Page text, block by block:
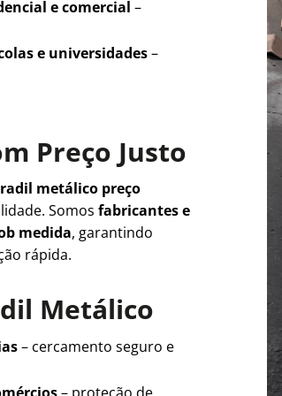
e comercial –
e universidades–
Preço Justo
metálico preço
Somosfabricantes e
medida, garantindo
rápida.
Metálico
– cercamento seguro e